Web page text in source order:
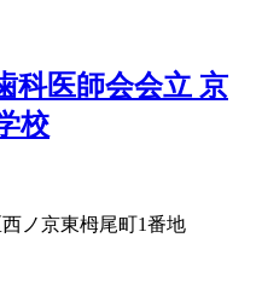
ノ京東栂尾町1番地